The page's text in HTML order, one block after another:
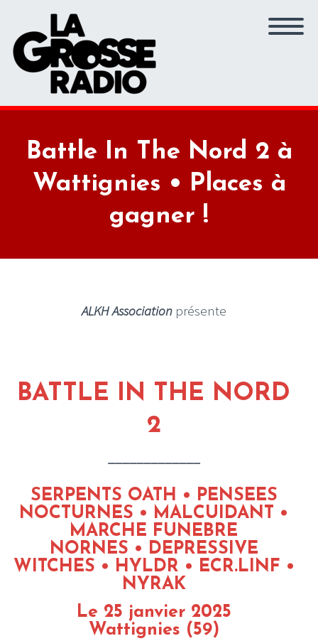
Battle In The Nord 2 à
Wattignies • Places à
gagner !
ALKH Associationprésente
BATTLE IN THE NORD
2
SERPENTS OATH • PENSEES
NOCTURNES • MALCUIDANT •
MARCHE FUNEBRE
NORNES • DEPRESSIVE
WITCHES • HYLDR • ECR.LINF •
NYRAK
Le 25 janvier 2025
Wattignies (59)